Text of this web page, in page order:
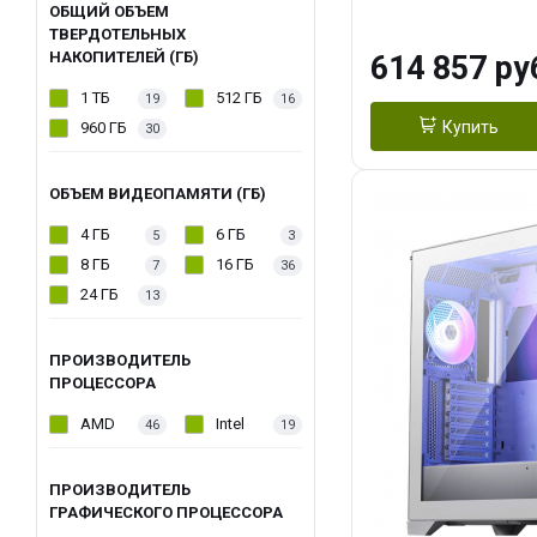
ОБЩИЙ ОБЪЕМ
ТВЕРДОТЕЛЬНЫХ
НАКОПИТЕЛЕЙ (ГБ)
1 ТБ 19 512 ГБ 16
960 ГБ 30
ОБЪЕМ ВИДЕОПАМЯТИ (ГБ)
4 ГБ 5 6 ГБ 3
8 ГБ 7 16 ГБ 36
24 ГБ 13
ПРОИЗВОДИТЕЛЬ
ПРОЦЕССОРА
AMD 46 Intel 19
ПРОИЗВОДИТЕЛЬ
ГРАФИЧЕСКОГО ПРОЦЕССОРА
Turbo/ 1 ТБ
614 857
Купить